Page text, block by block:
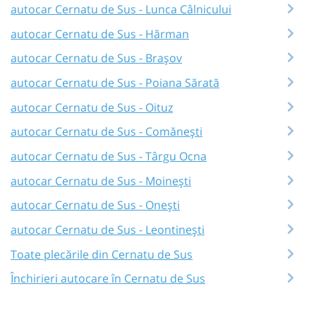
autocar Cernatu de Sus - Lunca Câlnicului
autocar Cernatu de Sus - Hărman
autocar Cernatu de Sus - Brașov
autocar Cernatu de Sus - Poiana Sărată
autocar Cernatu de Sus - Oituz
autocar Cernatu de Sus - Comănești
autocar Cernatu de Sus - Târgu Ocna
autocar Cernatu de Sus - Moinești
autocar Cernatu de Sus - Onești
autocar Cernatu de Sus - Leontinești
Toate plecările din Cernatu de Sus
Închirieri autocare în Cernatu de Sus